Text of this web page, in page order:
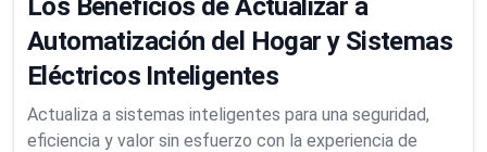
Automatización del Hogar y Sistemas
Eléctricos Inteligentes
Actualiza a sistemas inteligentes para una seguridad,
eficiencia y valor sin esfuerzo con la experiencia de